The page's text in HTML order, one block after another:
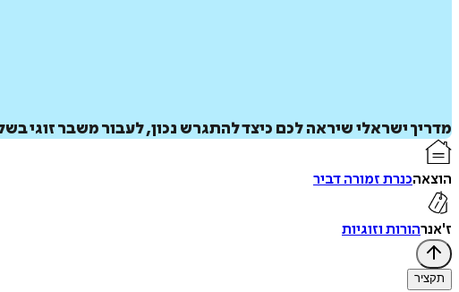
מדריך ישראלי שיראה לכם כיצד להתגרש נכון, לעבור משבר
הוצאהכנרת זמורה דביר
ז'אנרהורות וזוגיות
תקציר